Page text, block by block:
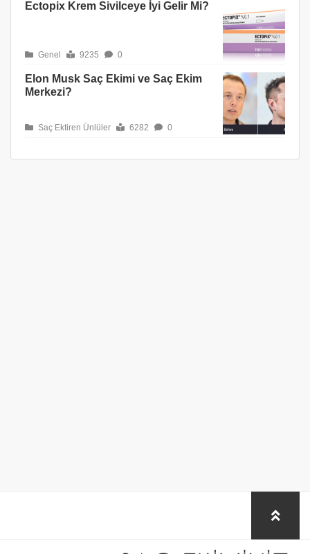
Ectopix Krem Sivilceye İyi Gelir Mi?
Genel 9235 0
Elon Musk Saç Ekimi ve Saç Ekim
Merkezi?
Saç Ektiren Ünlüler 6282 0